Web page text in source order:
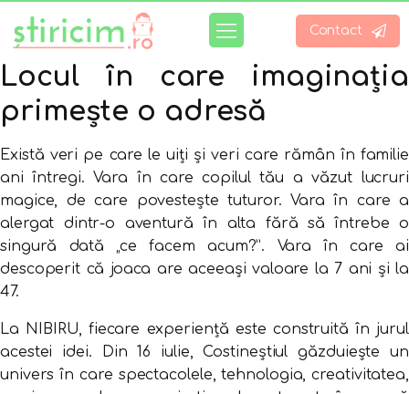
Contact
Locul în care imaginația
primește o adresă
Există veri pe care le uiți și veri care rămân în familie
ani întregi. Vara în care copilul tău a văzut lucruri
magice, de care povestește tuturor. Vara în care a
alergat dintr-o aventură în alta fără să întrebe o
singură dată „ce facem acum?”. Vara în care ai
descoperit că joaca are aceeași valoare la 7 ani și la
47.
La NIBIRU, fiecare experiență este construită în jurul
acestei idei. Din 16 iulie, Costineștiul găzduiește un
univers în care spectacolele, tehnologia, creativitatea,